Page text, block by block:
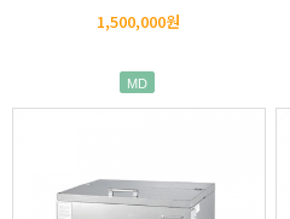
1,500,000원
MD